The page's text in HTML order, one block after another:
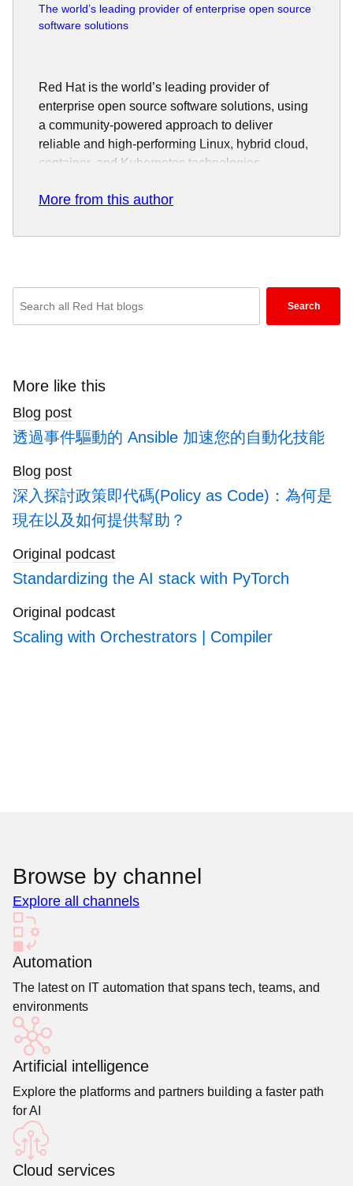
The world’s leading provider of enterprise open source
software solutions
Red Hat is the world’s leading provider of
enterprise open source software solutions, using
a community-powered approach to deliver
reliable and high-performing Linux, hybrid cloud,
container, and Kubernetes technologies.
Red Hat helps customers integrate new and
applications, standardize on our industry-leading
support, training, and consulting services make
Red Hat a trusted adviser to the Fortune 500. As
a strategic partner to cloud providers, system
organizations prepare for the digital future.
More from this author
search
blogs
Search
More like this
Blog post
透過事件驅動的 Ansible 加速您的自動化技能
Blog post
深入探討政策即代碼(Policy as Code)：為何是
現在以及如何提供幫助？
Original podcast
Standardizing the AI stack with PyTorch
Original podcast
Scaling with Orchestrators | Compiler
Browse by channel
Explore all channels
Automation
The latest on IT automation that spans tech, teams, and
environments
Artificial intelligence
Explore the platforms and partners building a faster path
for AI
Cloud services